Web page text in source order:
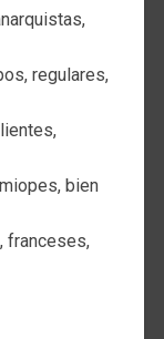
regulares,
bien
franceses,